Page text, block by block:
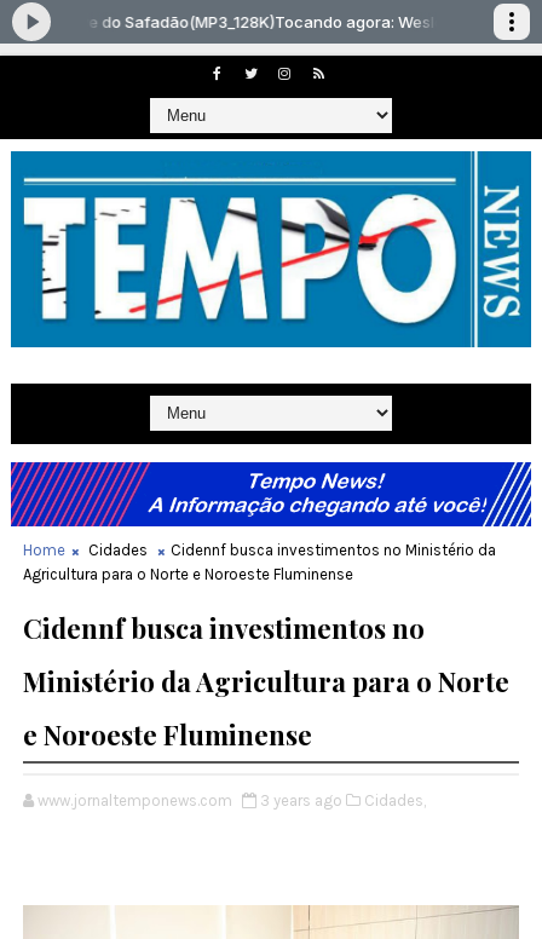
Home Cidades
Cidennf busca investimentos no Ministério da
Agricultura para o Norte e Noroeste Fluminense
Cidennf busca investimentos no
Ministério da Agricultura para o Norte
e Noroeste Fluminense
www.jornaltemponews.com 3 years ago Cidades,